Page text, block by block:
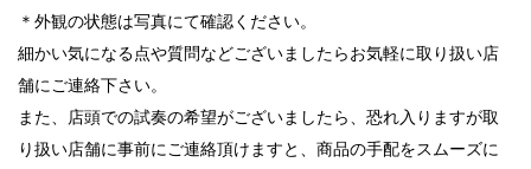
＊外観の状態は写真にて確認ください。
細かい気になる点や質問などございましたらお気軽に取り扱い店
舗にご連絡下さい。
また、店頭での試奏の希望がございましたら、恐れ入りますが取
り扱い店舗に事前にご連絡頂けますと、商品の手配をスムーズに